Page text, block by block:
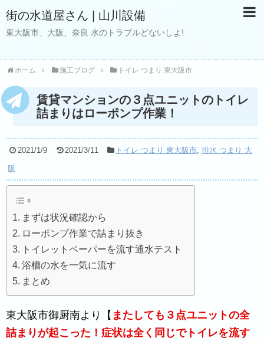
街の水道屋さん | 山川設備
東大阪市、大阪、奈良 水のトラブルどないしよ!
ホーム 施工ブログ トイレ つまり 東大阪市
賃貸マンションの３点ユニットのトイレ
詰まりはローポンプ作業！
2021/1/9 2021/3/11 トイレ つまり 東大阪市,排水 つまり 大
阪
まずは状況確認から
ローポンプ作業で詰まり抜き
トイレットペーパーを流す通水テスト
浴槽の水を一気に流す
まとめ
東大阪市御厨南より【 またしても３点ユニットの全
詰まりが起こった！症状は全く同じでトイレを流す